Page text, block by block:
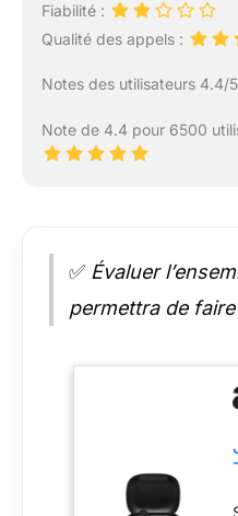
Fiabilité :
Qualité des appels :
Notes des utilisateurs 4.4/5
Note de 4.4 pour 6500
✅ Évaluer
permettra de